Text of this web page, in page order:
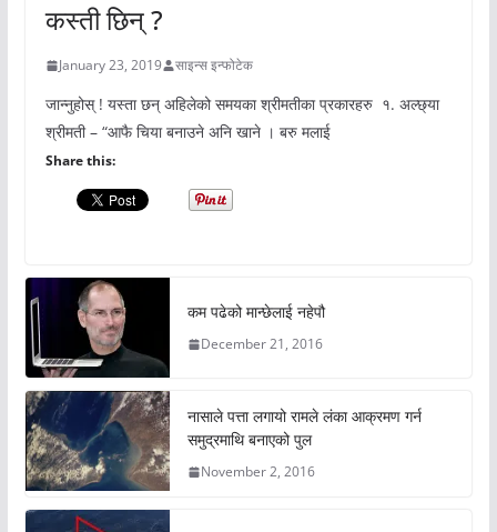
कस्ती छिन् ?
January 23, 2019 साइन्स इन्फोटेक
जान्नुहोस् ! यस्ता छन् अहिलेको समयका श्रीमतीका प्रकारहरु १. अल्छ्या
श्रीमती – “आफै चिया बनाउने अनि खाने । बरु मलाई
Share this:
कम पढेको मान्छेलाई नहेपौ
December 21, 2016
नासाले पत्ता लगायो रामले लंका आक्रमण गर्न
समुद्रमाथि बनाएको पुल
November 2, 2016